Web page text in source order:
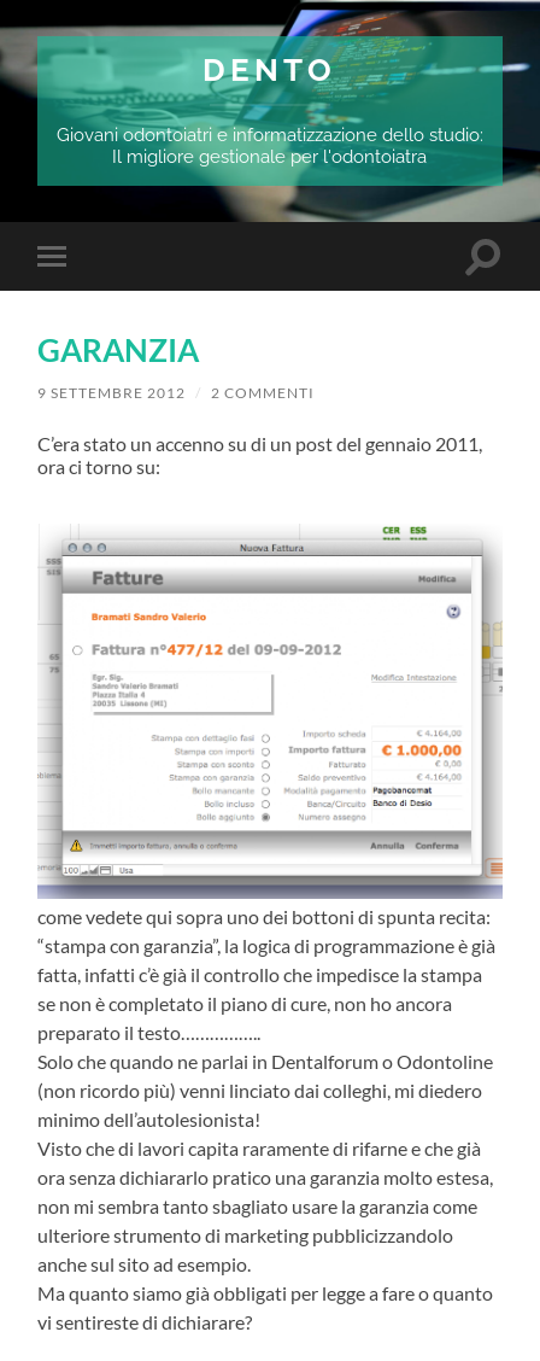
DENTO
Giovani odontoiatri e informatizzazione dello studio:
Il migliore gestionale per l'odontoiatra
Attiva/disattiva
il
dispositivi
GARANZIA
9 SETTEMBRE 2012 / 2 COMMENTI
C’era stato un accenno su di un post del gennaio 2011,
ora ci torno su:
come vedete qui sopra uno dei bottoni di spunta recita:
“stampa con garanzia”, la logica di programmazione è già
fatta, infatti c’è già il controllo che impedisce la stampa
se non è completato il piano di cure, non ho ancora
preparato il testo……………..
Solo che quando ne parlai in Dentalforum o Odontoline
(non ricordo più) venni linciato dai colleghi, mi diedero
minimo dell’autolesionista!
Visto che di lavori capita raramente di rifarne e che già
ora senza dichiararlo pratico una garanzia molto estesa,
non mi sembra tanto sbagliato usare la garanzia come
ulteriore strumento di marketing pubblicizzandolo
anche sul sito ad esempio.
Ma quanto siamo già obbligati per legge a fare o quanto
vi sentireste di dichiarare?